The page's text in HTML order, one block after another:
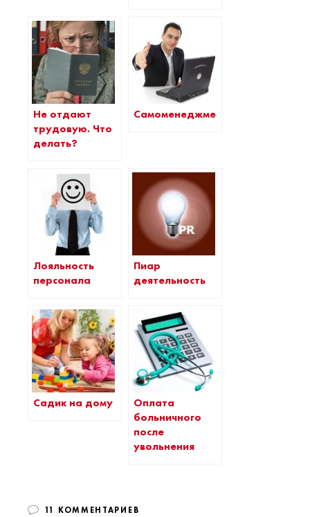
Не отдают
трудовую. Что
делать?
Самоменеджмент
Лояльность
персонала
Пиар
деятельность
Садик на дому
Оплата
больничного
после
увольнения
11 КОММЕНТАРИЕВ